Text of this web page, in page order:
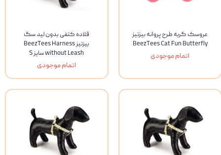
عروسک گربه طرح پروانه بیزتیز
BeezTees Cat Fun Butterfly
اتمام موجودی
قلاده کتفی بدون لید سگ
بیزتیز BeezTees Harness
without Leash سایز S
اتمام موجودی